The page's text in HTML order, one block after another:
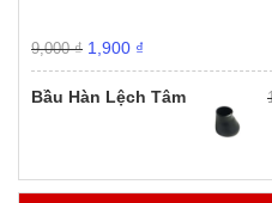
9,000₫ Giá
gốc
9,000 ₫.
1,900 ₫
hiện
tại
Bầu Hàn Lệch Tâm